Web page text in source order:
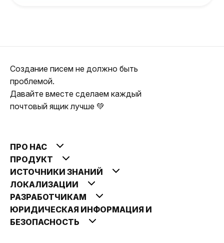
Создание писем не должно быть
проблемой.
Давайте вместе сделаем каждый
почтовый ящик лучше 💚
ПРО НАС
ПРОДУКТ
ИСТОЧНИКИ ЗНАНИЙ
ЛОКАЛИЗАЦИИ
РАЗРАБОТЧИКАМ
ЮРИДИЧЕСКАЯ ИНФОРМАЦИЯ И
БЕЗОПАСНОСТЬ